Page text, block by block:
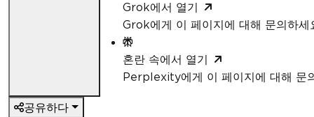
Grok에서 열기
Grok에게 이 페이지에 대해 문의하세
혼란 속에서 열기
Perplexity에게 이 페이지에 대해 문
공유하다